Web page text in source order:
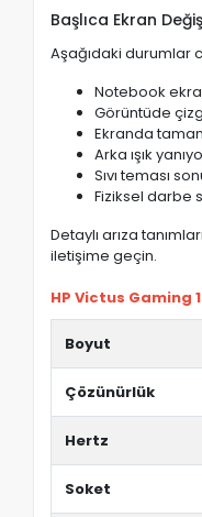
Başlıca Ekran
Aşağıdaki durumlar
Notebook
Görüntüde
Ekranda
Arka ışık
Sıvı teması
Fiziksel darbe
Detaylı arıza
iletişime geçin.
HP Victus Gaming
Boyut
Çözünürlük
Hertz
Soket